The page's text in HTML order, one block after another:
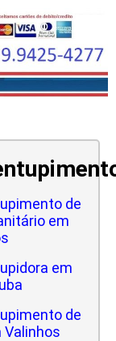
de
em
em
de
Valinhos